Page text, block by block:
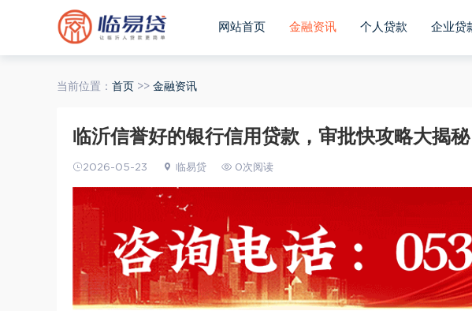
网站首页 金融资讯 个人贷款 企业贷
当前位置： 首页 >> 金融资讯
临沂信誉好的银行信用贷款，审批快攻略大揭
2026-05-23 临易贷 0次阅读